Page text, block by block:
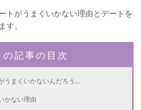
トがうまくいかない理由とデートを
。
の記事の目次
うまくいかないんだろう…
かない理由